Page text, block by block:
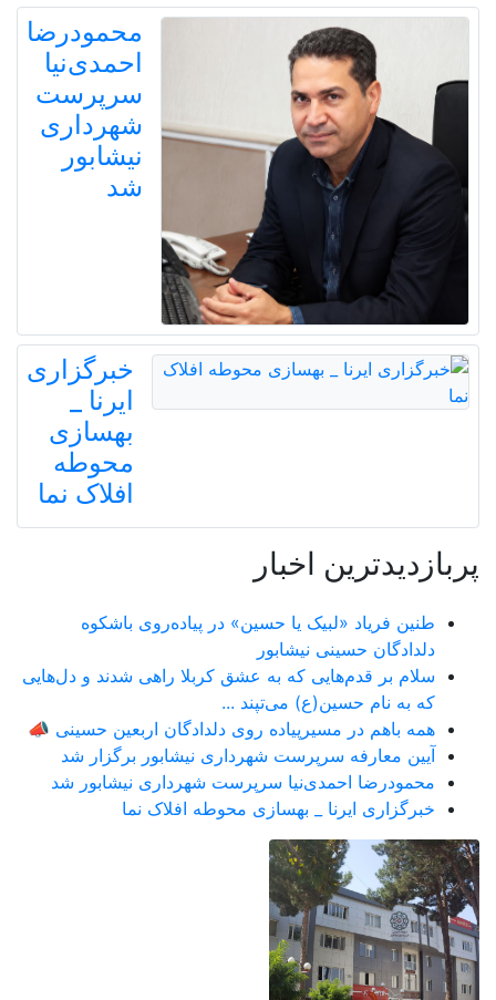
محمودرضا
احمدی‌نیا
سرپرست
شهرداری
نیشابور
شد
خبرگزاری
ایرنا _
بهسازی
محوطه
افلاک نما
پربازدیدترین اخبار
طنین فریاد «لبیک یا حسین» در پیاده‌روی باشکوه
دلدادگان حسینی نیشابور
سلام بر قدم‌هایی که به عشق کربلا راهی شدند و دل‌هایی
که به نام حسین(ع) می‌تپند ...
همه باهم در مسیرپیاده روی دلدادگان اربعین حسینی 📣
آیین معارفه سرپرست شهرداری نیشابور برگزار شد
محمودرضا احمدی‌نیا سرپرست شهرداری نیشابور شد
خبرگزاری ایرنا _ بهسازی محوطه افلاک نما